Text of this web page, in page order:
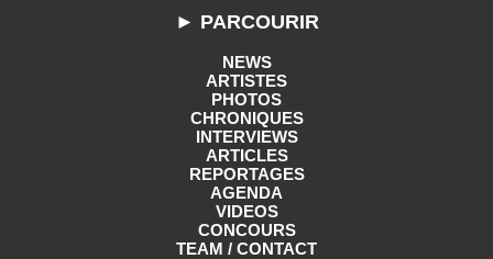
► PARCOURIR
NEWS
ARTISTES
PHOTOS
CHRONIQUES
INTERVIEWS
ARTICLES
REPORTAGES
AGENDA
VIDEOS
CONCOURS
TEAM / CONTACT